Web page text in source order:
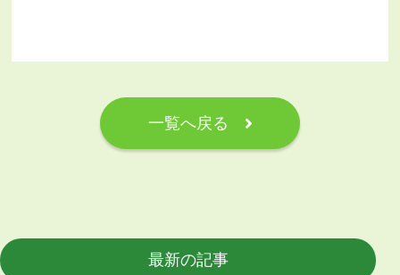
一覧へ戻る
最新の記事